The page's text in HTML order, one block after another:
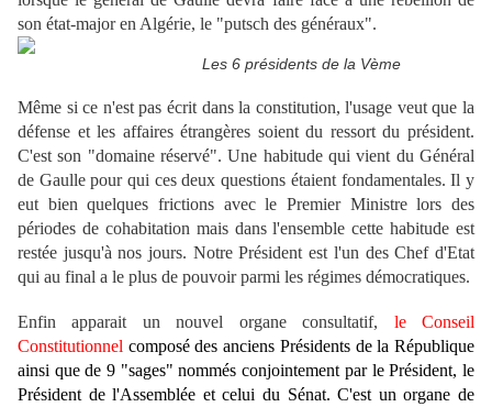
son état-major en Algérie, le "putsch des généraux".
Les 6 présidents de la Vème
Même si ce n'est pas écrit dans la constitution, l'usage veut que la
défense et les affaires étrangères soient du ressort du président.
C'est son "domaine réservé". Une habitude qui vient du Général
de Gaulle pour qui ces deux questions étaient fondamentales. Il y
eut bien quelques frictions avec le Premier Ministre lors des
périodes de cohabitation mais dans l'ensemble cette habitude est
restée jusqu'à nos jours. Notre Président est l'un des Chef d'Etat
qui au final a le plus de pouvoir parmi les régimes démocratiques.
Enfin apparait un nouvel organe consultatif,
le Conseil
Constitutionnel composé des anciens Présidents de la République
ainsi que de 9 "sages" nommés conjointement par le Président, le
Président de l'Assemblée et celui du Sénat. C'est un organe de